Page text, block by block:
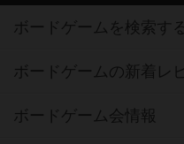
ボードゲームを検索す
ボードゲームの新着レ
ボードゲーム会情報